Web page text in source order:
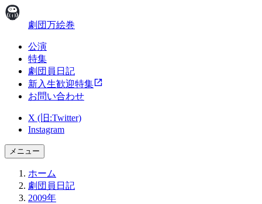
劇団万絵巻
公演
特集
劇団員日記
新入生歓迎特集
お問い合わせ
X (旧:Twitter)
Instagram
メニュー
ホーム
劇団員日記
2009年